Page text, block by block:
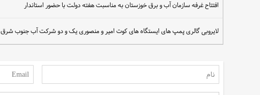
افتتاح غرفه سازمان آب و برق خوزستان به مناسبت هفته دولت با حضور استاندار
لایروبی گالری پمپ های ایستگاه های کوت امیر و منصوری یک و دو شرکت آب جنوب شرق